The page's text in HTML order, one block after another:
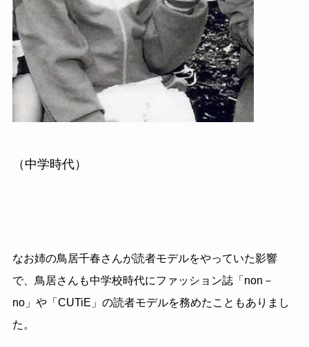
（中学時代）
なお姉の鳥居千春さんが読者モデルをやっていた影響
で、鳥居さんも中学校時代にファッション誌「non－
no」や「CUTiE」の読者モデルを務めたこともありまし
た。